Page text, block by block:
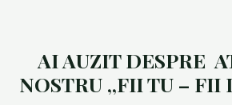
AI AUZIT DESPRE
NOSTRU ,,FII TU – FII